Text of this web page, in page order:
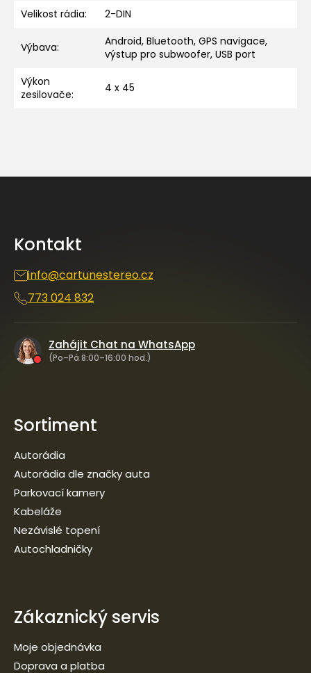
Velikost rádia: 2-DIN
Výbava:
Android, Bluetooth, GPS navigace,
výstup pro subwoofer, USB port
Výkon
zesilovače: 4 x 45
Kontakt
info@cartunestereo.cz
773 024 832
Zahájit Chat na WhatsApp
(Po–Pá 8:00–16:00 hod.)
Sortiment
Autorádia
Autorádia dle značky auta
Parkovací kamery
Kabeláže
Nezávislé topení
Autochladničky
Zákaznický servis
Moje objednávka
Doprava a platba